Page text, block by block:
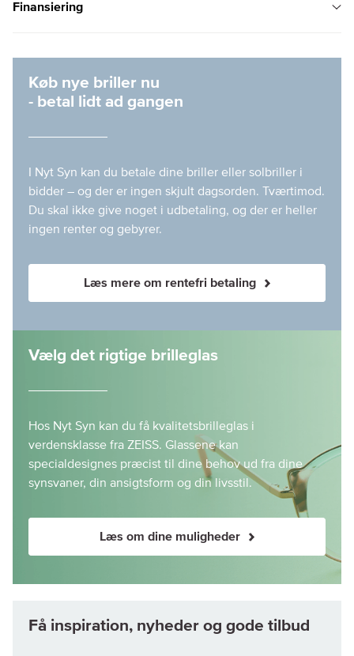
Finansiering
Køb nye briller nu
- betal lidt ad gangen
I Nyt Syn kan du betale dine briller eller solbriller i
bidder – og der er ingen skjult dagsorden. Tværtimod.
Du skal ikke give noget i udbetaling, og der er heller
ingen renter og gebyrer.
Læs mere om rentefri betaling
Vælg det rigtige brilleglas
Hos Nyt Syn kan du få kvalitetsbrilleglas i
verdensklasse fra ZEISS. Glassene kan
specialdesignes præcist til dine behov ud fra dine
synsvaner, din ansigtsform og din livsstil.
Læs om dine muligheder